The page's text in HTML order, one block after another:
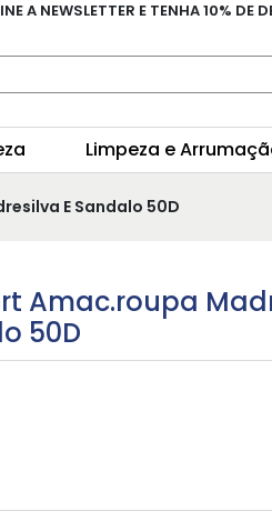
A NEWSLETTER E TENHA 10% DE
Limpeza e
E Sandalo 50D
Amac.roupa
50D